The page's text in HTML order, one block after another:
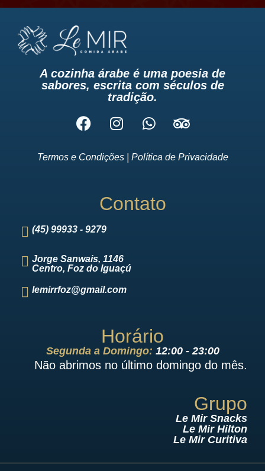
Contato
(45) 99933 - 9279
Jorge Sanwais, 1146
Centro, Foz do Iguaçú
lemirrfoz@gmail.com
A cozinha árabe é uma poesia de
sabores, escrita com séculos de
tradição.
Termos e Condições| Política de Privacidade
Horário
Segunda a Domingo: 12:00 - 23:00
Não abrimos no último domingo do mês.
Grupo
Le Mir Snacks
Le Mir Hilton
Le Mir Curitiva